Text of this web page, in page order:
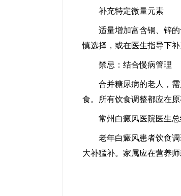
补充特定微量元素
适量增加富含铜、锌的
慎选择，或在医生指导下
禁忌：结合慢病管理
合并糖尿病的老人，需
食。所有饮食调整都应在
常州白癜风医院医生总
老年白癜风患者饮食调
大补猛补。家属应在营养